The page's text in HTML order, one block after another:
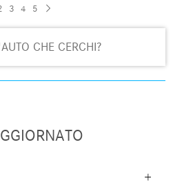
3 4 5
CHE CERCHI?